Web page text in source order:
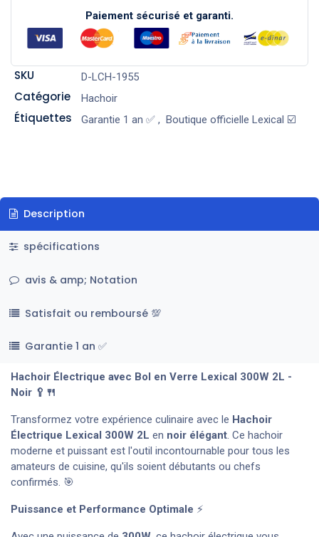
Paiement sécurisé et garanti.
SKU D-LCH-1955
Catégorie Hachoir
Étiquettes Garantie 1 an ✅, Boutique officielle Lexical ☑️
Description
spécifications
avis & amp; Notation
Satisfait ou remboursé 💯
Garantie 1 an ✅
Hachoir Électrique avec Bol en Verre Lexical 300W 2L -
Noir 🥄🍴
Transformez votre expérience culinaire avec le Hachoir
Électrique Lexical 300W 2L en noir élégant. Ce hachoir
moderne et puissant est l'outil incontournable pour tous les
amateurs de cuisine, qu'ils soient débutants ou chefs
confirmés. 🎯
Puissance et Performance Optimale ⚡